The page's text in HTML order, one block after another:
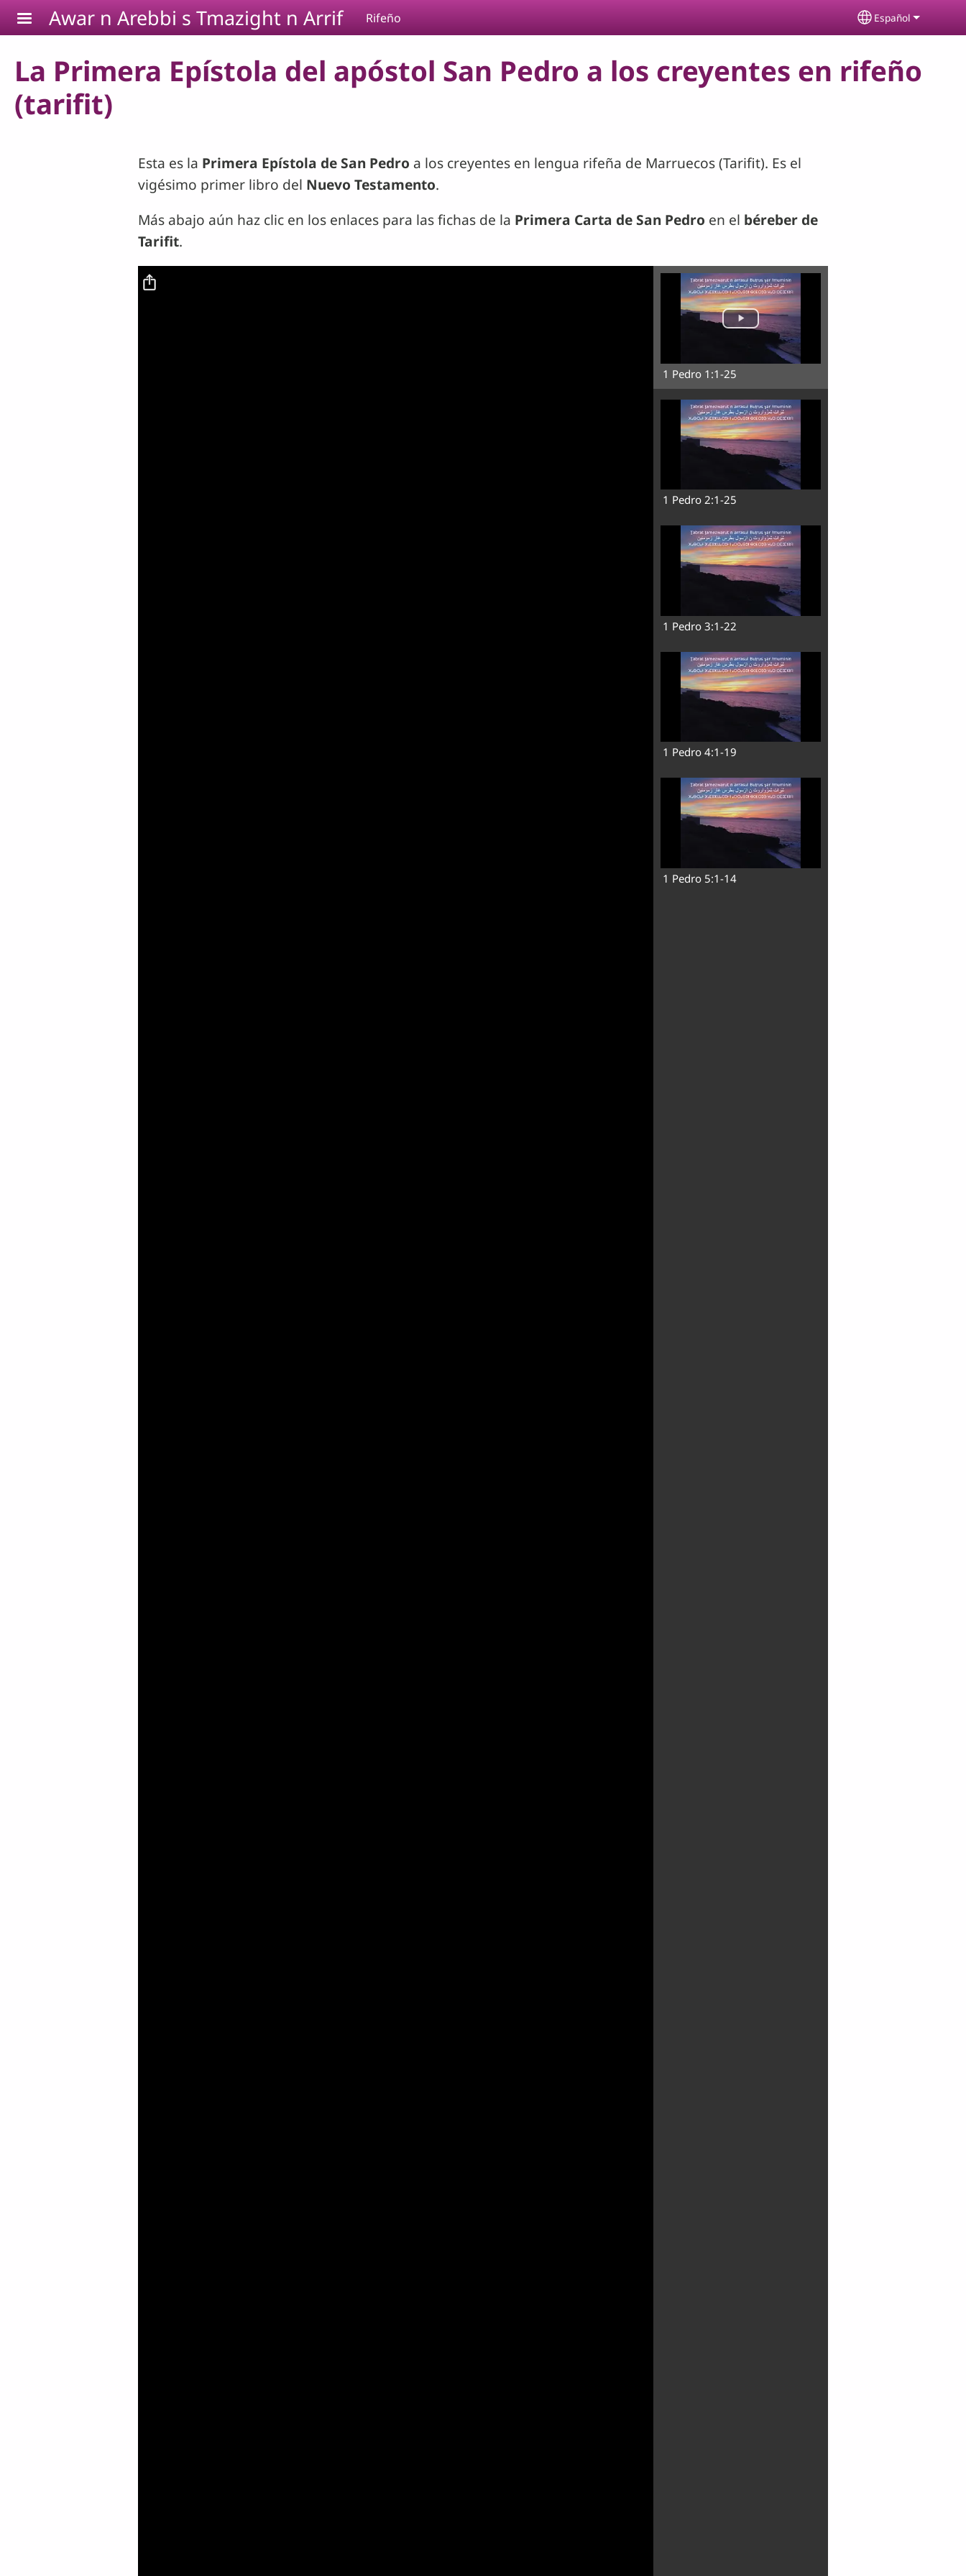
Pasar al contenido principal
Awar n Arebbi s Tmazight n Arrif Rifeño Select your
Español
La Primera Epístola del apóstol San Pedro a los creyentes en rifeño
(tarifit)
Esta es la Primera Epístola de San Pedro a los creyentes en lengua rifeña de Marruecos (Tarifit). Es el
vigésimo primer libro del Nuevo Testamento.
Más abajo aún haz clic en los enlaces para las fichas de la Primera Carta de San Pedro en el béreber de
Tarifit.
1 Pedro 1:1-25
1 Pedro 2:1-25
1 Pedro 3:1-22
1 Pedro 4:1-19
1 Pedro 5:1-14